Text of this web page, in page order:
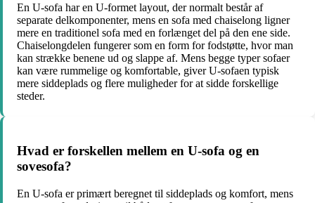
En U-sofa har en U-formet layout, der normalt består af
separate delkomponenter, mens en sofa med chaiselong ligner
mere en traditionel sofa med en forlænget del på den ene side.
Chaiselongdelen fungerer som en form for fodstøtte, hvor man
kan strække benene ud og slappe af. Mens begge typer sofaer
kan være rummelige og komfortable, giver U-sofaen typisk
mere siddeplads og flere muligheder for at sidde forskellige
steder.
Hvad er forskellen mellem en U-sofa og en
sovesofa?
En U-sofa er primært beregnet til siddeplads og komfort, mens